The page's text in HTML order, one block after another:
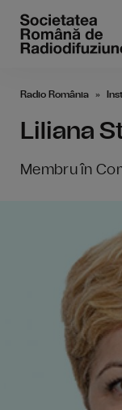
Radio România
Liliana
Membru în